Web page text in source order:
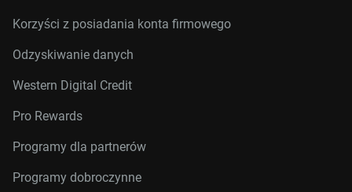
Korzyści z posiadania konta firmowego
Odzyskiwanie danych
Western Digital Credit
Pro Rewards
Programy dla partnerów
Programy dobroczynne